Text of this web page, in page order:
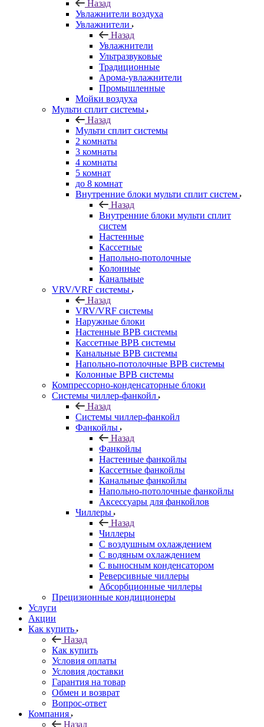
Назад
Увлажнители воздуха
Увлажнители
Назад
Увлажнители
Ультразвуковые
Традиционные
Арома-увлажнители
Промышленные
Мойки воздуха
Мульти сплит системы
Назад
Мульти сплит системы
2 комнаты
3 комнаты
4 комнаты
5 комнат
до 8 комнат
Внутренние блоки мульти сплит систем
Назад
Внутренние блоки мульти сплит
систем
Настенные
Кассетные
Напольно-потолочные
Колонные
Канальные
VRV/VRF системы
Назад
VRV/VRF системы
Наружные блоки
Настенные ВРВ системы
Кассетные ВРВ системы
Канальные ВРВ системы
Напольно-потолочные ВРВ системы
Колонные ВРВ системы
Компрессорно-конденсаторные блоки
Системы чиллер-фанкойл
Назад
Системы чиллер-фанкойл
Фанкойлы
Назад
Фанкойлы
Настенные фанкойлы
Кассетные фанкойлы
Канальные фанкойлы
Напольно-потолочные фанкойлы
Аксессуары для фанкойлов
Чиллеры
Назад
Чиллеры
С воздушным охлаждением
С водяным охлаждением
С выносным конденсатором
Реверсивные чиллеры
Абсорбционные чиллеры
Прецизионные кондиционеры
Услуги
Акции
Как купить
Назад
Как купить
Условия оплаты
Условия доставки
Гарантия на товар
Обмен и возврат
Вопрос-ответ
Компания
Назад